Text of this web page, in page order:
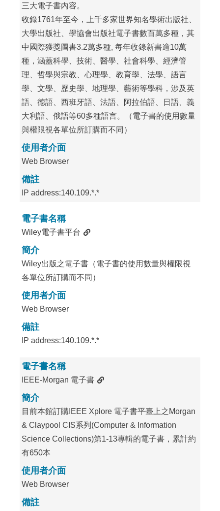
三大電子書內容。
收錄1761年至今，上千多家世界知名學術出版社、
大學出版社、學協會出版社電子書數百萬多種，其
中國際獲獎圖書3.2萬多種, 每年收錄新書逾10萬
種，涵蓋科學、技術、醫學、社會科學、經濟管
理、哲學與宗教、心理學、教育學、法學、語言
學、文學、歷史學、地理學、藝術等學科，涉及英
語、德語、西班牙語、法語、阿拉伯語、日語、義
大利語、俄語等60多種語言。（電子書的使用數量
與權限視各單位所訂購而不同）
使用者介面
Web Browser
備註
IP address:140.109.*.*
電子書名稱
Wiley電子書平台
簡介
Wiley出版之電子書（電子書的使用數量與權限視
各單位所訂購而不同）
使用者介面
Web Browser
備註
IP address:140.109.*.*
電子書名稱
IEEE-Morgan 電子書
簡介
目前本館訂購IEEE Xplore 電子書平臺上之Morgan
& Claypool CIS系列(Computer & Information
Science Collections)第1-13專輯的電子書，累計約
有650本
使用者介面
Web Browser
備註